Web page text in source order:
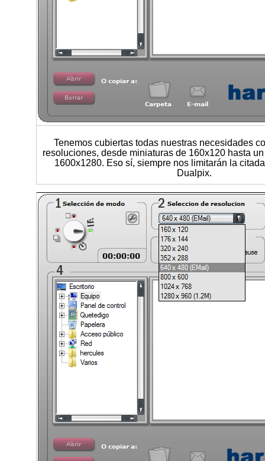
Tenemos cubiertas todas nuestras necesidades
resoluciones, desde miniaturas de 160x120 hasta
1600x1280. Eso sí, siempre nos limitarán la
Dualpix.